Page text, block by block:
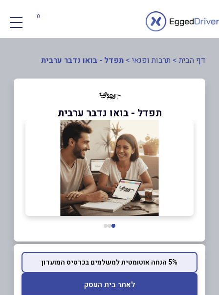
0
דף הבית > תרבות ופנאי > תפדל - בואו נדבר ערבית
תפדל - בואו נדבר ערבית
5% הנחה אוטומטית למשלמים בכרטיס המועדון
לאתר בית העסק